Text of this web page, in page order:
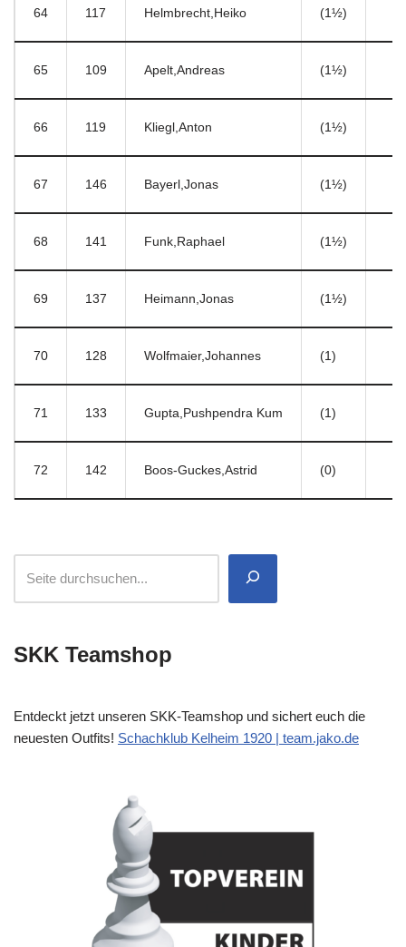
64 117 Helmbrecht,Heiko (1½)
65 109 Apelt,Andreas (1½)
66 119 Kliegl,Anton (1½)
67 146 Bayerl,Jonas (1½)
68 141 Funk,Raphael (1½)
69 137 Heimann,Jonas (1½)
70 128 Wolfmaier,Johannes (1)
71 133 Gupta,Pushpendra Kum (1)
72 142 Boos-Guckes,Astrid (0)
SKK Teamshop
Entdeckt jetzt unseren SKK-Teamshop und sichert euch die
neuesten Outfits! Schachklub Kelheim 1920 | team.jako.de